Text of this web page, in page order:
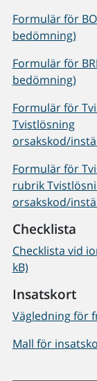
Formulär för
bedömning)
Formulär för
bedömning)
Formulär för
Tvistlösning
orsakskod/
Formulär för
rubrik
orsakskod/
Checklista
Checklista vid
kB)
Insatskort
Vägledning för
Mall för